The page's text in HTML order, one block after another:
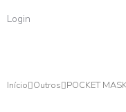
Login
Início Outros POCKET